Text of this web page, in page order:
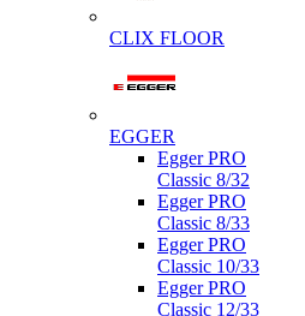
CLIX FLOOR
EGGER
Egger PRO
Classic 8/32
Egger PRO
Classic 8/33
Egger PRO
Classic 10/33
Egger PRO
Classic 12/33